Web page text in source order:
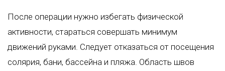
После операции нужно избегать физической
активности, стараться совершать минимум
движений руками. Следует отказаться от посещения
солярия, бани, бассейна и пляжа. Область швов